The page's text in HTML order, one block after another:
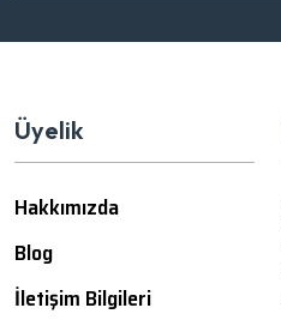
Üyelik
Hakkımızda
Blog
İletişim Bilgileri